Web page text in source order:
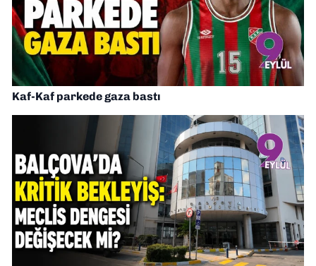
Kaf-Kaf parkede gaza bastı